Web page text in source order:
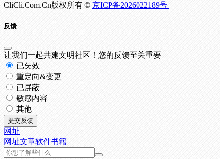
CliCli.Com.Cn版权所有 © 京ICP备2026022189号
反馈
让我们一起共建文明社区！您的反馈至关重要！
已失效
重定向&变更
已屏蔽
敏感内容
其他
提交反馈
网址
网址文章软件书籍